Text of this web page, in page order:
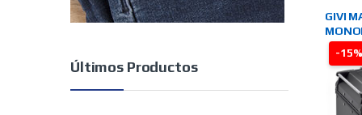
-15%
GIVI
Últimos Productos